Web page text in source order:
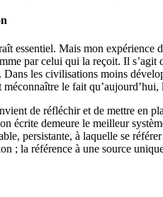
essentiel. Mais mon expérience
par celui qui la reçoit. Il s’agit
les civilisations moins
le fait
de réfléchir et de mettre en
écrite demeure le meilleur
persistante, à laquelle se
; la référence à une source